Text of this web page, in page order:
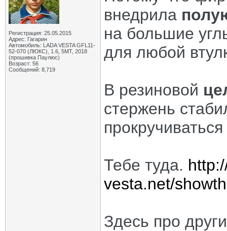
Регистрация: 25.05.2015
Адрес: Гагарин
Автомобиль: LADA VESTA GFL11-
52-070 (ЛЮКС), 1.6, 5МТ, 2018
(прошивка Паулюс)
Возраст: 56
Сообщений: 8,719
внедрила
на большие
для любой
В резиновой
стержень
Тебе туда.
vesta.net/
Здесь про